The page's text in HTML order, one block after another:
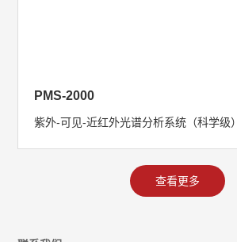
PMS-2000
紫外-可见-近红外光谱分析系统（科学级）
查看更多